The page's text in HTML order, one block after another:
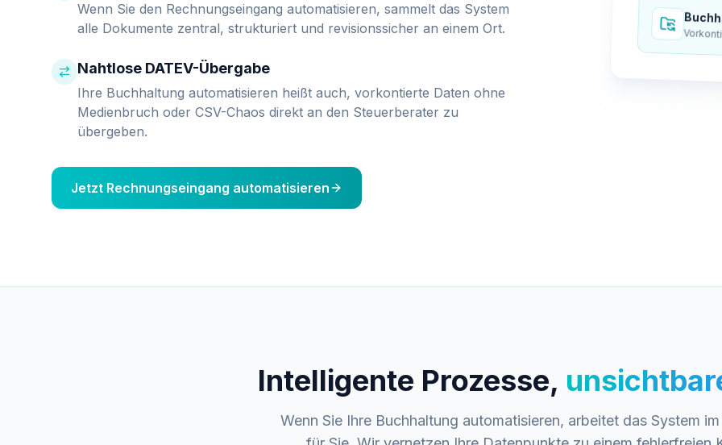
Wenn Sie den Rechnungseingang automatisieren, sammelt das System
alle Dokumente zentral, strukturiert und revisionssicher an einem Ort.
Nahtlose DATEV-Übergabe
Ihre Buchhaltung automatisieren heißt auch, vorkontierte Daten ohne
Medienbruch oder CSV-Chaos direkt an den Steuerberater zu
übergeben.
Jetzt Rechnungseingang automatisieren
Intelligente Prozesse,
Wenn Sie Ihre Buchhaltung automatisieren, arbeitet das System